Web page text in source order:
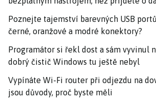
Poznejte tajemství barevných USB
černé, oranžové a modré konektory?
Programátor si řekl dost a sám vyvinul
dobrý čistič Windows tu ještě nebyl
Vypínáte Wi-Fi router při odjezdu na
jsou důvody, proč byste měli